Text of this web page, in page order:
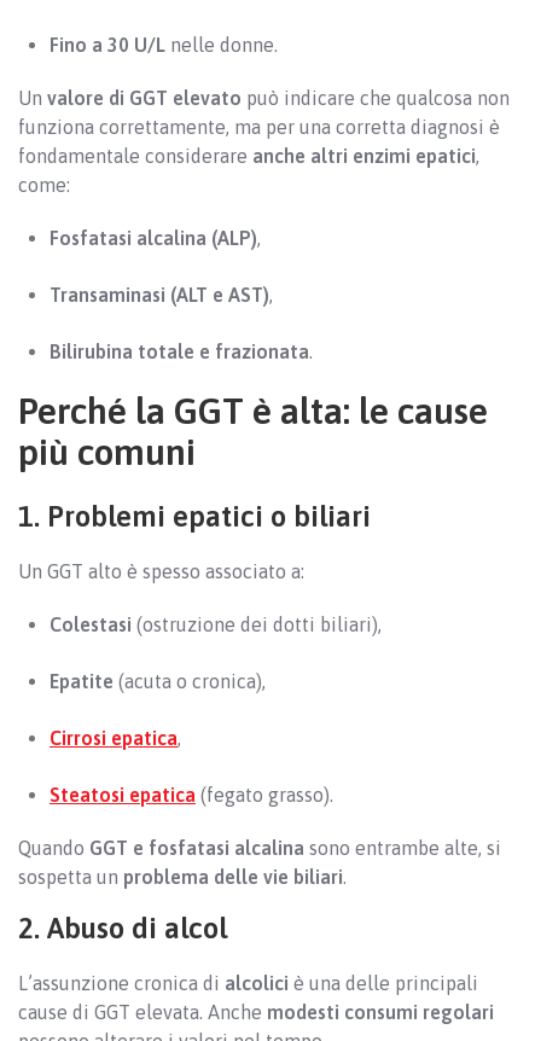
Fino a 30 U/L nelle donne.
Un valore di GGT elevato può indicare che qualcosa non
funziona correttamente, ma per una corretta diagnosi è
fondamentale considerare anche altri enzimi epatici,
come:
Fosfatasi alcalina (ALP),
Transaminasi (ALT e AST),
Bilirubina totale e frazionata.
Perché la GGT è alta: le cause
più comuni
1. Problemi epatici o biliari
Un GGT alto è spesso associato a:
Colestasi (ostruzione dei dotti biliari),
Epatite (acuta o cronica),
Cirrosi epatica,
Steatosi epatica (fegato grasso).
Quando GGT e fosfatasi alcalina sono entrambe alte, si
sospetta un problema delle vie biliari.
2. Abuso di alcol
L’assunzione cronica di alcolici è una delle principali
cause di GGT elevata. Anche modesti consumi regolari